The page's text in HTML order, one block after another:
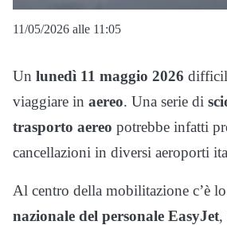
11/05/2026 alle 11:05
Un lunedì 11 maggio 2026
viaggiare in aereo. Una serie di
trasporto aereo potrebbe infatti
cancellazioni in diversi aeroporti
Al centro della mobilitazione c’è lo
nazionale del personale EasyJet,